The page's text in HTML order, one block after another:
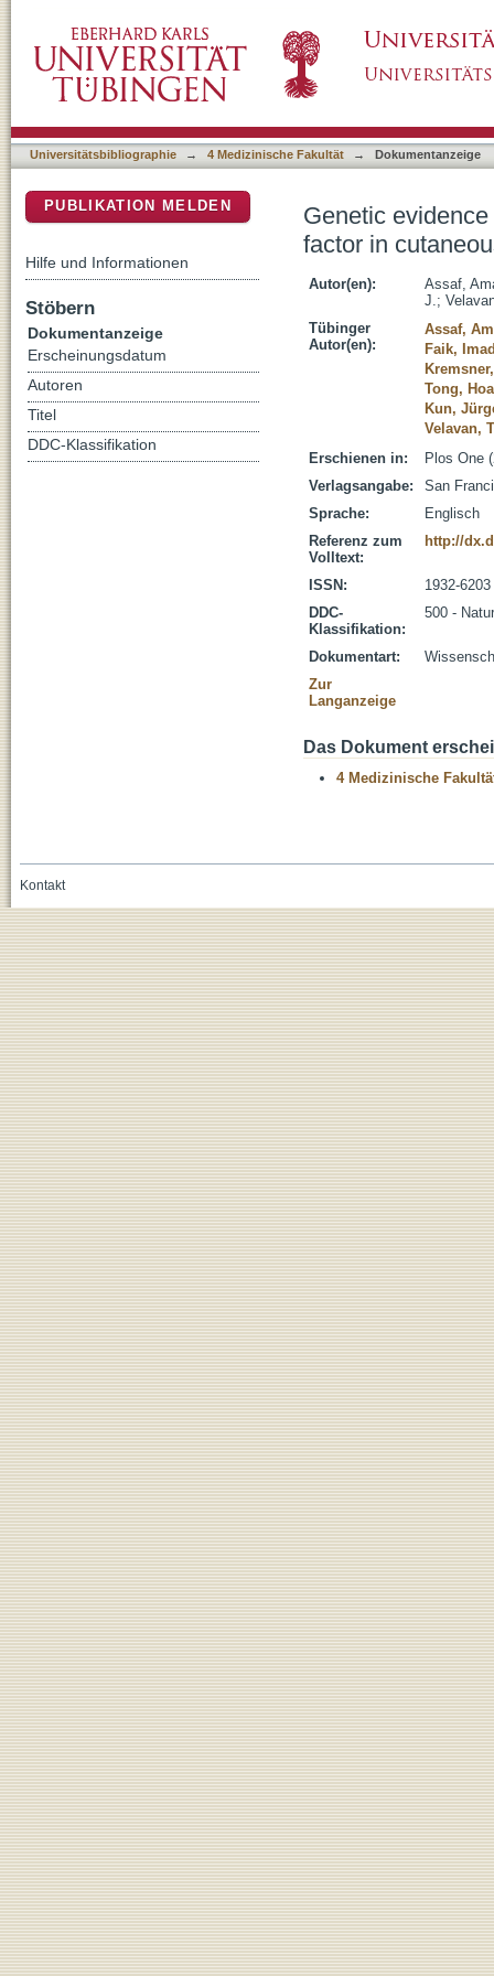
leishmaniasis
Universitätsbibliographie → 4 Medizinische Fakultät → Dokumentanzeige
Genetic
factor in
Autor(en):
Assaf,
J.;
Tübinger
Autor(en):
Assaf,
Faik,
Tong,
Kun,
Velavan,
Erschienen in:
Plos One
Verlagsangabe:
San
Sprache:
Englisch
Referenz zum
Volltext:
http://
ISSN:
1932-6203
DDC-
Klassifikation:
500 -
Dokumentart:
Zur
Langanzeige
Das Dokument
4 Medizinische
PUBLIKATION MELDEN
Hilfe und Informationen
Stöbern
Dokumentanzeige
Erscheinungsdatum
Autoren
Titel
DDC-Klassifikation
Kontakt